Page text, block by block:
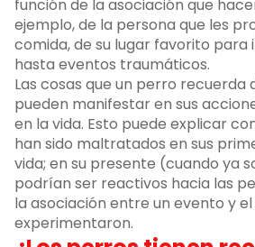
función de la asociación que
ejemplo, de la persona que les
comida, de su lugar favorito para
hasta eventos traumáticos.
Las cosas que un perro recuerda
pueden manifestar en sus
en la vida. Esto puede explicar
han sido maltratados en sus
vida; en su presente (cuando ya
podrían ser reactivos hacia las
la asociación entre un evento y
experimentaron.